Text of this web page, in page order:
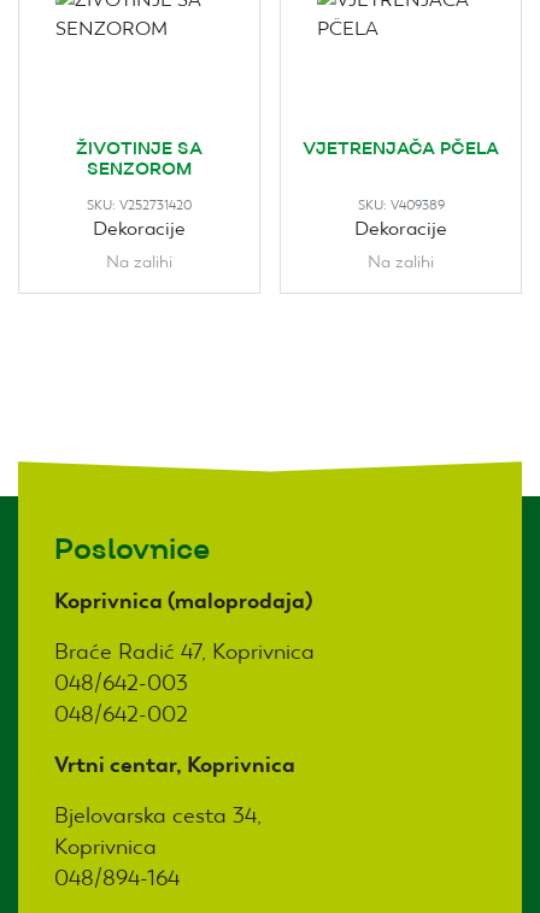
ŽIVOTINJE SA
SENZOROM
SKU: V252731420
Dekoracije
Na zalihi
VJETRENJAČA PČELA
SKU: V409389
Dekoracije
Na zalihi
Poslovnice
Koprivnica (maloprodaja)
Braće Radić 47, Koprivnica
048/642-003
048/642-002
Vrtni centar, Koprivnica
Bjelovarska cesta 34,
Koprivnica
048/894-164